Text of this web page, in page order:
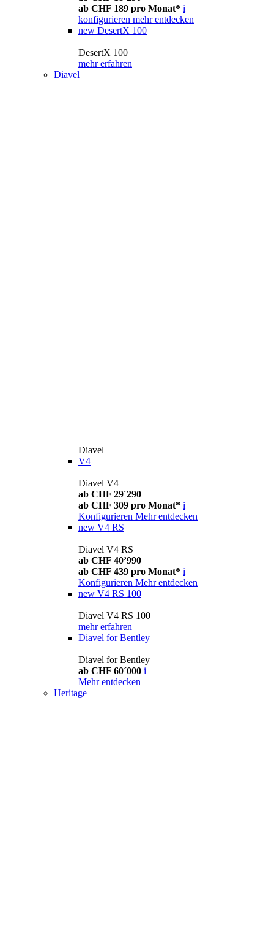
ab CHF 189 pro Monat* i
konfigurieren mehr entdecken
new DesertX 100
DesertX 100
mehr erfahren
Diavel
Diavel
V4
Diavel V4
ab CHF 29´290
ab CHF 309 pro Monat* i
Konfigurieren Mehr entdecken
new V4 RS
Diavel V4 RS
ab CHF 40’990
ab CHF 439 pro Monat* i
Konfigurieren Mehr entdecken
new V4 RS 100
Diavel V4 RS 100
mehr erfahren
Diavel for Bentley
Diavel for Bentley
ab CHF 60´000 i
Mehr entdecken
Heritage